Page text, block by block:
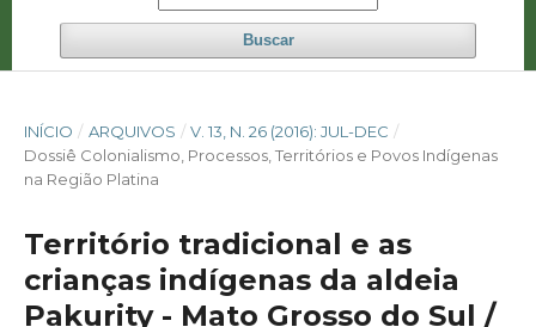
Buscar
INÍCIO / ARQUIVOS / V. 13, N. 26 (2016): JUL-DEC /
Dossiê Colonialismo, Processos, Territórios e Povos Indígenas
na Região Platina
Território tradicional e as
crianças indígenas da aldeia
Pakurity - Mato Grosso do Sul /